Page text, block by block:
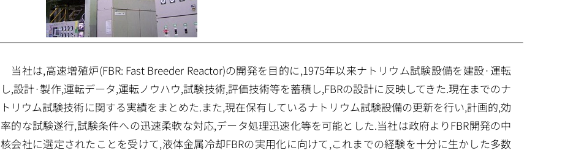
当社は,高速増殖炉(FBR: Fast Breeder Reactor)の開発を目的に,1975年以来ナトリウム試験設備を建設·運転
し,設計·製作,運転データ,運転ノウハウ,試験技術,評価技術等を蓄積し,FBRの設計に反映してきた.現在までのナ
トリウム試験技術に関する実績をまとめた.また,現在保有しているナトリウム試験設備の更新を行い,計画的,効
率的な試験遂行,試験条件への迅速柔軟な対応,データ処理迅速化等を可能とした.当社は政府よりFBR開発の中
核会社に選定されたことを受けて,液体金属冷却FBRの実用化に向けて,これまでの経験を十分に生かした多数